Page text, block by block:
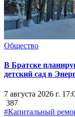
Общество
В Братске
детский сад в
7 августа 2026 г.
387
#Капитальный